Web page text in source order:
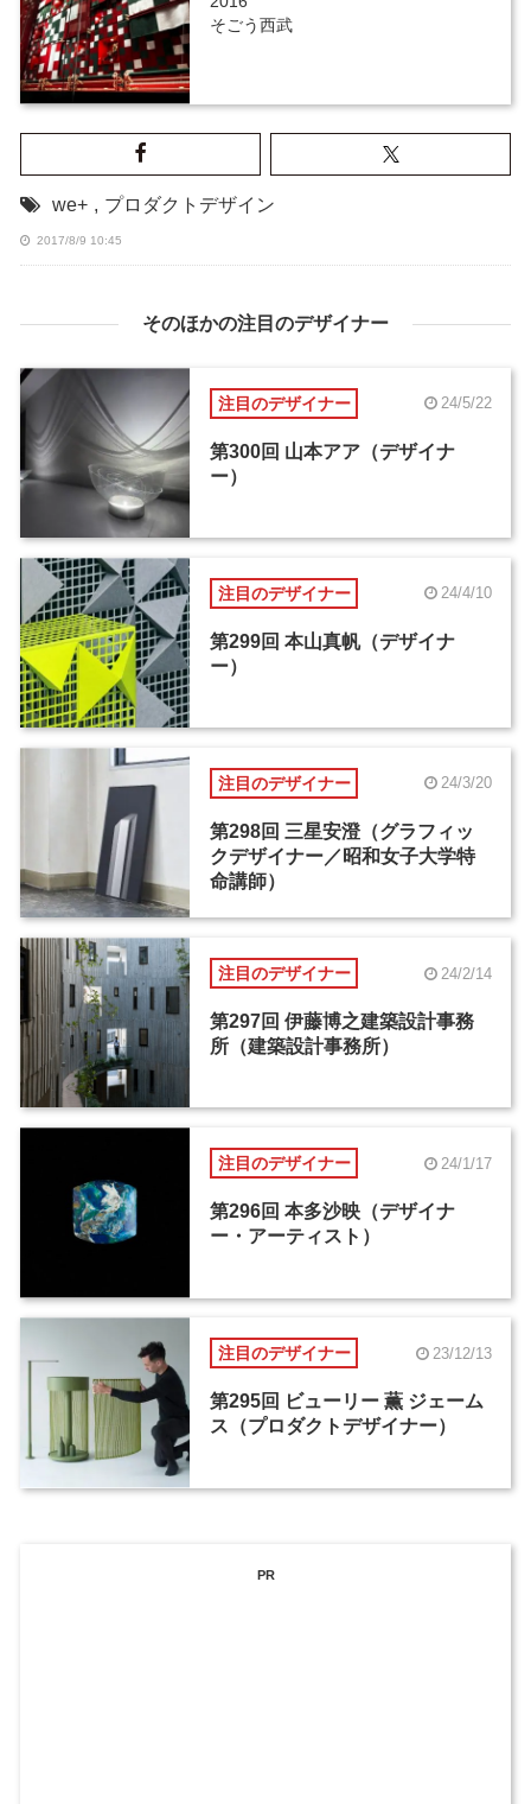
そごう西武
we+ , プロダクトデザイン
2017/8/9 10:45
そのほかの注目のデザイナー
注目のデザイナー 24/5/22
第300回 山本アア（デザイナ
ー）
注目のデザイナー 24/4/10
第299回 本山真帆（デザイナ
ー）
注目のデザイナー 24/3/20
第298回 三星安澄（グラフィッ
クデザイナー／昭和女子大学特
命講師）
注目のデザイナー 24/2/14
第297回 伊藤博之建築設計事務
所（建築設計事務所）
注目のデザイナー 24/1/17
第296回 本多沙映（デザイナ
ー・アーティスト）
注目のデザイナー 23/12/13
第295回 ビューリー 薫 ジェーム
ス（プロダクトデザイナー）
PR